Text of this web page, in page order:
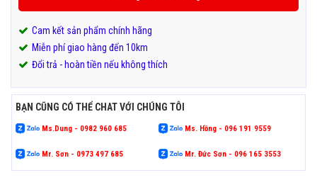
Cam kết sản phẩm chính hãng
Miễn phí giao hàng đến 10km
Đổi trả - hoàn tiền nếu không thích
BẠN CŨNG CÓ THỂ CHAT VỚI CHÚNG TÔI
Ms.Dung - 0982 960 685 Ms. Hồng - 096 191 9559
Mr. Sơn - 0973 497 685 Mr. Đức Sơn - 096 165 3553